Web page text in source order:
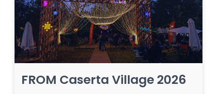
FROM Caserta Village 2026